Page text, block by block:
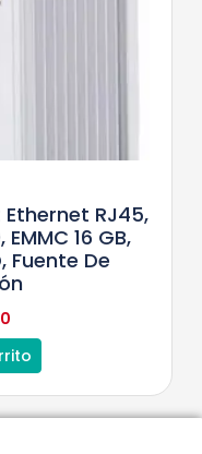
Ethernet RJ45,
16 GB,
Fuente De